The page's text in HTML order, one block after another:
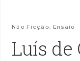
Não Ficção, Ensaio
Luís de